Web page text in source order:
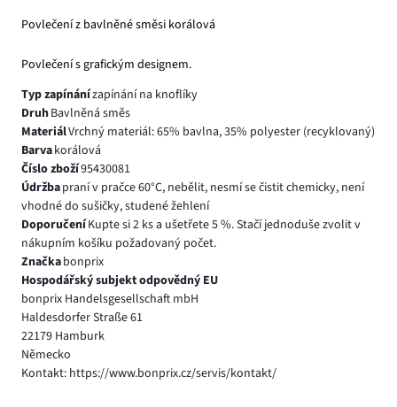
Povlečení z bavlněné směsi korálová
Povlečení s grafickým designem.
Typ zapínánízapínání na knoflíky
DruhBavlněná směs
MateriálVrchný materiál: 65% bavlna, 35% polyester (recyklovaný)
Barvakorálová
Číslo zboží95430081
Údržbapraní v pračce 60°C, nebělit, nesmí se čistit chemicky, není
vhodné do sušičky, studené žehlení
DoporučeníKupte si 2 ks a ušetřete 5 %. Stačí jednoduše zvolit v
nákupním košíku požadovaný počet.
Značkabonprix
Hospodářský subjekt odpovědný EU
bonprix Handelsgesellschaft mbH
Haldesdorfer Straße 61
22179 Hamburk
Německo
Kontakt: https://www.bonprix.cz/servis/kontakt/